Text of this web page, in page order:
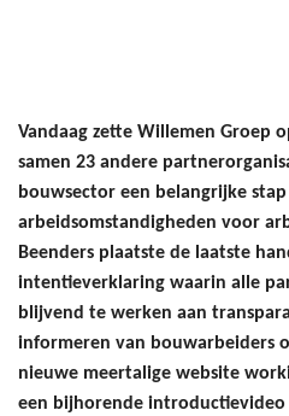
Vandaag zette Willemen Groep
samen 23 andere
bouwsector een belangrijke
arbeidsomstandigheden voor
Beenders plaatste de laatste
intentieverklaring waarin alle
blijvend te werken aan
informeren van bouwarbeiders
nieuwe meertalige website
een bijhorende introductievideo